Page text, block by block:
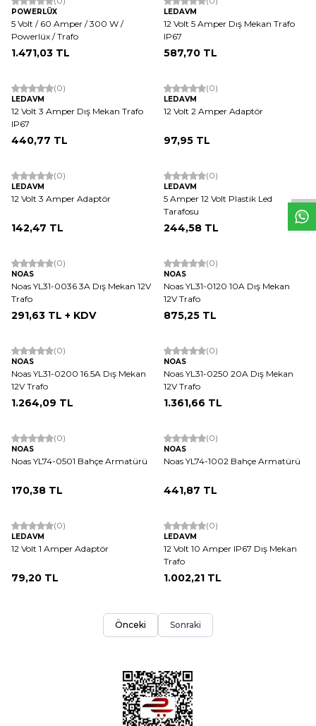
POWERLÜX
5 Volt / 60 Amper / 300 W /
Powerlüx / Trafo
1.471,03 TL
LEDAVM
12 Volt 5 Amper Dış Mekan Trafo
IP67
587,70 TL
(0)
LEDAVM
12 Volt 3 Amper Dış Mekan Trafo
IP67
440,77 TL
(0)
LEDAVM
12 Volt 2 Amper Adaptör
97,95 TL
(0)
LEDAVM
12 Volt 3 Amper Adaptör
142,47 TL
(0)
LEDAVM
5 Amper 12 Volt Plastik Led
Tarafosu
244,58 TL
(0)
NOAS
Noas YL31-0036 3A Dış Mekan 12V
Trafo
291,63 TL + KDV
(0)
NOAS
Noas YL31-0120 10A Dış Mekan
12V Trafo
875,25 TL
(0)
NOAS
Noas YL31-0200 16.5A Dış Mekan
12V Trafo
1.264,09 TL
(0)
NOAS
Noas YL31-0250 20A Dış Mekan
12V Trafo
1.361,66 TL
(0)
NOAS
Noas YL74-0501 Bahçe Armatürü
170,38 TL
(0)
NOAS
Noas YL74-1002 Bahçe Armatürü
441,87 TL
(0)
LEDAVM
12 Volt 1 Amper Adaptör
79,20 TL
(0)
LEDAVM
12 Volt 10 Amper IP67 Dış Mekan
Trafo
1.002,21 TL
Önceki Sonraki